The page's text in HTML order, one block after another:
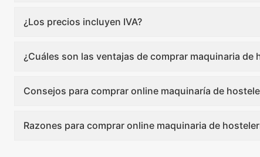
¿Los precios incluyen IVA?
¿Cuáles son las ventajas de comprar maquinaria de
Consejos para comprar online maquinaría de
Razones para comprar online maquinaria de